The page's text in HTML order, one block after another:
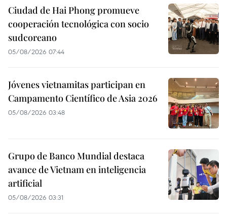
Ciudad de Hai Phong promueve
cooperación tecnológica con socio
sudcoreano
05/08/2026 07:44
Jóvenes vietnamitas participan en
Campamento Científico de Asia 2026
05/08/2026 03:48
Grupo de Banco Mundial destaca
avance de Vietnam en inteligencia
artificial
05/08/2026 03:31